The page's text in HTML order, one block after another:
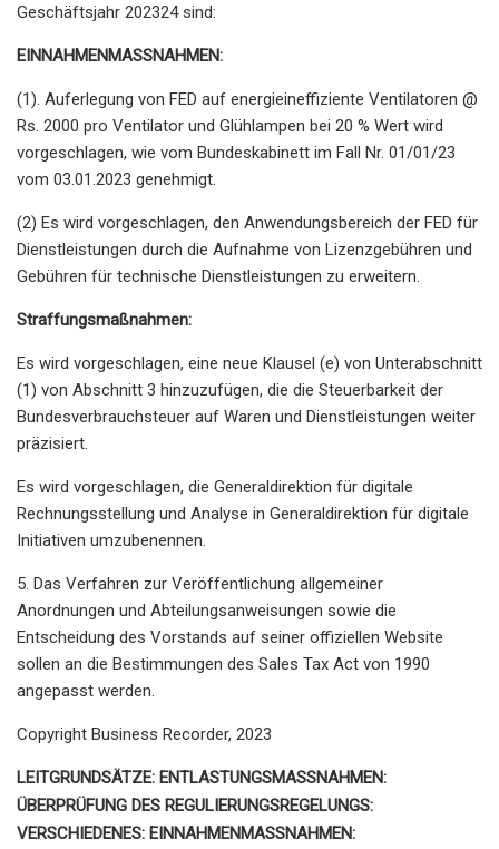
Geschäftsjahr 202324 sind:
EINNAHMENMASSNAHMEN:
(1). Auferlegung von FED auf energieineffiziente Ventilatoren @
Rs. 2000 pro Ventilator und Glühlampen bei 20 % Wert wird
vorgeschlagen, wie vom Bundeskabinett im Fall Nr. 01/01/23
vom 03.01.2023 genehmigt.
(2) Es wird vorgeschlagen, den Anwendungsbereich der FED für
Dienstleistungen durch die Aufnahme von Lizenzgebühren und
Gebühren für technische Dienstleistungen zu erweitern.
Straffungsmaßnahmen:
Es wird vorgeschlagen, eine neue Klausel (e) von Unterabschnitt
(1) von Abschnitt 3 hinzuzufügen, die die Steuerbarkeit der
Bundesverbrauchsteuer auf Waren und Dienstleistungen weiter
präzisiert.
Es wird vorgeschlagen, die Generaldirektion für digitale
Rechnungsstellung und Analyse in Generaldirektion für digitale
Initiativen umzubenennen.
5. Das Verfahren zur Veröffentlichung allgemeiner
Anordnungen und Abteilungsanweisungen sowie die
Entscheidung des Vorstands auf seiner offiziellen Website
sollen an die Bestimmungen des Sales Tax Act von 1990
angepasst werden.
Copyright Business Recorder, 2023
LEITGRUNDSÄTZE: ENTLASTUNGSMASSNAHMEN:
ÜBERPRÜFUNG DES REGULIERUNGSREGELUNGS:
VERSCHIEDENES: EINNAHMENMASSNAHMEN: